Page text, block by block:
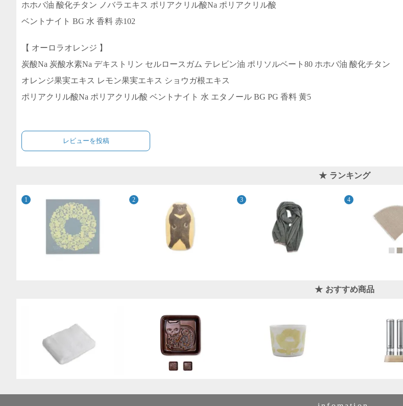
ホホバ油 酸化チタン ノバラエキス ポリアクリル酸Na ポリアクリル酸
ベントナイト BG 水 香料 赤102
【 オーロラオレンジ 】
炭酸Na 炭酸水素Na デキストリン セルロースガム テレビン油 ポリソルベート80 ホホバ油 酸化チタン
オレンジ果実エキス レモン果実エキス ショウガ根エキス
ポリアクリル酸Na ポリアクリル酸 ベントナイト 水 エタノール BG PG 香料 黄5
レビューを投稿
ランキング
おすすめ商品